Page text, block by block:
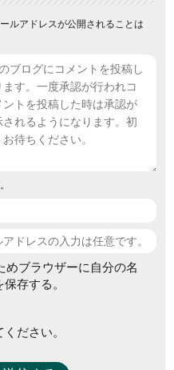
ルアドレスが公開されることは
めブラウザーに自分の名
存する。
ださい。